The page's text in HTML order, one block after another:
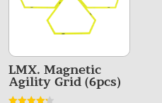
LMX. Magnetic
Agility Grid (6pcs)